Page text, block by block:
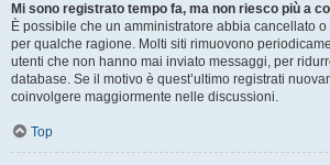
Mi sono registrato tempo fa, ma non riesco più a
È possibile che un amministratore abbia cancellato
per qualche ragione. Molti siti rimuovono
utenti che non hanno mai inviato messaggi, per
database. Se il motivo è quest’ultimo registrati
coinvolgere maggiormente nelle discussioni.
Top